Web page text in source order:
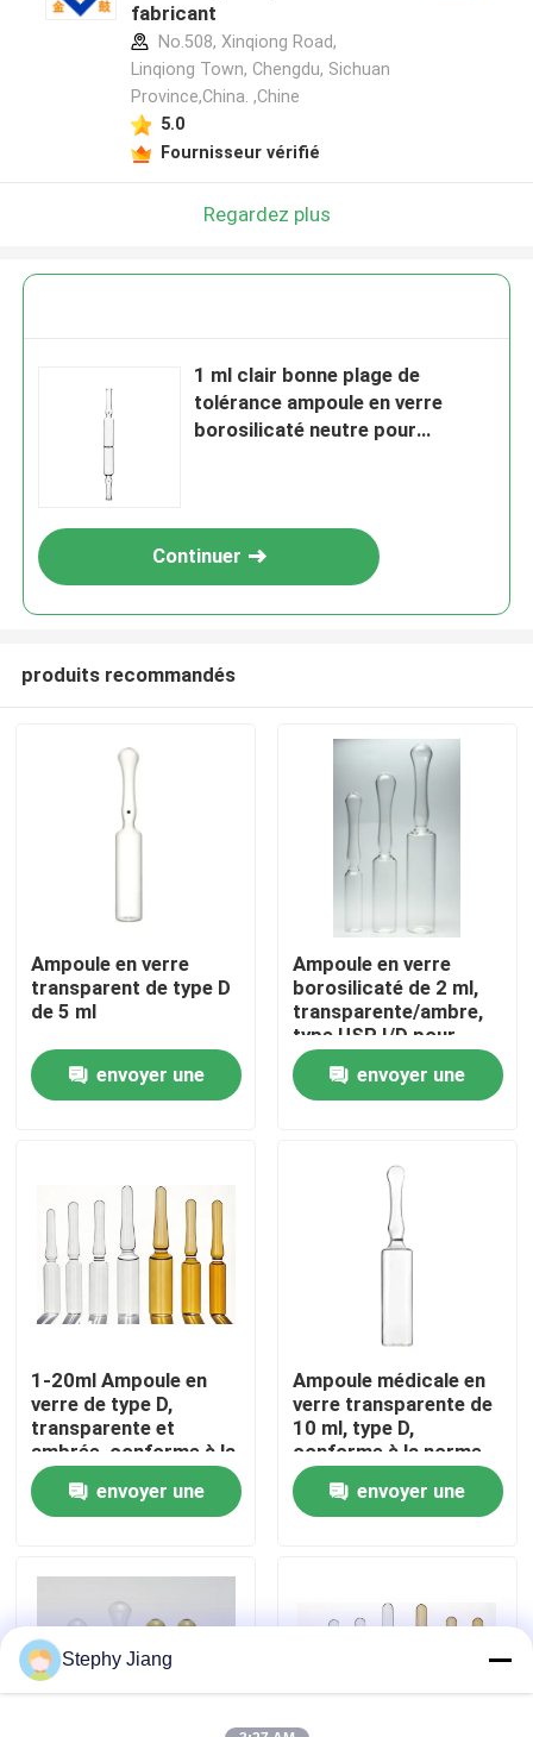
À la maison
À propos de nous
Visite de l'usine
Nous contacter
Nouvelles
Blogs
Flacon en verre borosilicaté
fioles en verre tubulaires
fabricant
No.508, Xinqiong Road,
Linqiong Town, Chengdu, Sichuan
Province,China. ,Chine
5.0
Fournisseur vérifié
Regardez plus
1 ml clair bonne plage de
tolérance ampoule en verre
borosilicaté neutre pour
Continuer
produits recommandés
Ampoule en verre
transparent de type D
de 5 ml
envoyer une
Ampoule en verre
borosilicaté de 2 ml,
transparente/ambre,
type USP I/D pour
injection
pharmaceutique
envoyer une
1-20ml Ampoule en
verre de type D,
transparente et
ambrée, conforme à la
norme ISO
envoyer une
Ampoule médicale en
verre transparente de
10 ml, type D,
conforme à la norme
ISO
envoyer une
Stephy Jiang